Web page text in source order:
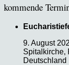
kommende
9. August
Spitalkirche,
Deutschland